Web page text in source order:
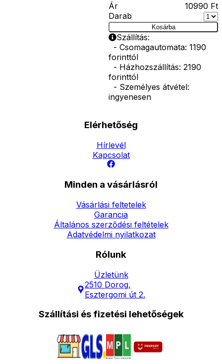
Ár
10990 Ft
Darab
Kosárba
Szállítás:
- Csomagautomata: 1190
forinttól
- Házhozszállítás: 2190
forinttól
- Személyes átvétel:
ingyenesen
Elérhetőség
Hírlevél
Kapcsolat
Minden a vásárlásról
Vásárlási feltetelek
Garancia
Általános szerződési feltételek
Adatvédelmi nyilatkozat
Rólunk
Üzletünk
2510 Dorog,
Esztergomi út 2.
Szállítási és fizetési lehetőségek